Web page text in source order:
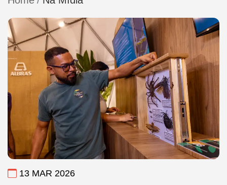
13 MAR 2026